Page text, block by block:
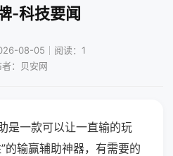
-科技要闻
08-05｜阅读：1
者：贝安网
是一款可以让一直输的玩
的输赢辅助神器，有需要的